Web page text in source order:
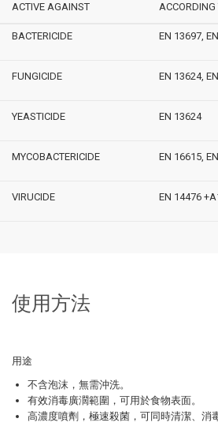
ACTIVE AGAINST
BACTERICIDE EN 13697,
FUNGICIDE EN 13624,
YEASTICIDE EN 13624
MYCOBACTERICIDE EN 16615,
VIRUCIDE EN 14476
使用方法
用途
不含泡沫，無需沖洗。
有效消毒廣濶範圍，可用於食物表面。
高濃度噴劑，極速殺菌，可同時清潔、消